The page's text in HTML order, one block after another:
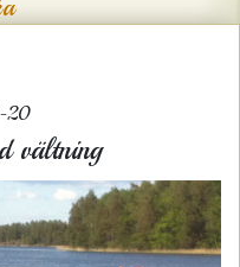
20
vältning